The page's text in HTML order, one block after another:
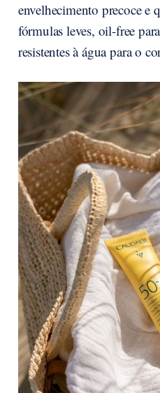
envelhecimento precoce e
fórmulas leves, oil-free
resistentes à água para o